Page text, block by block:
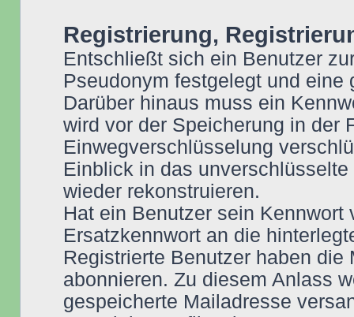
Registrierung,
Entschließt sich ein Benutzer
Pseudonym festgelegt und
Darüber hinaus muss ein
wird vor der Speicherung in der
Einwegverschlüsselung
Einblick in das
wieder rekonstruieren.
Hat ein Benutzer sein
Ersatzkennwort an die
Registrierte Benutzer haben
abonnieren. Zu diesem Anlass
gespeicherte Mailadresse